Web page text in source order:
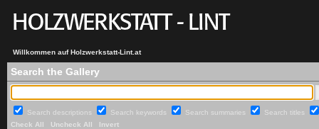
Willkommen auf Holzwerkstatt-Lint.at
Search the Gallery
Search descriptions Search keywords Search summaries
Search titles
Check All
Uncheck All Invert